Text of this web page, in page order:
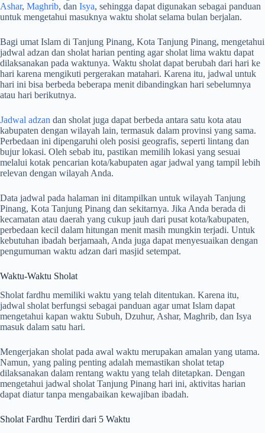
Ashar, Maghrib, dan Isya, sehingga dapat digunakan sebagai panduan
untuk mengetahui masuknya waktu sholat selama bulan berjalan.
Bagi umat Islam di Tanjung Pinang, Kota Tanjung Pinang, mengetahui
jadwal adzan dan sholat harian penting agar sholat lima waktu dapat
dilaksanakan pada waktunya. Waktu sholat dapat berubah dari hari ke
hari karena mengikuti pergerakan matahari. Karena itu, jadwal untuk
hari ini bisa berbeda beberapa menit dibandingkan hari sebelumnya
atau hari berikutnya.
Jadwal adzan dan sholat juga dapat berbeda antara satu kota atau
kabupaten dengan wilayah lain, termasuk dalam provinsi yang sama.
Perbedaan ini dipengaruhi oleh posisi geografis, seperti lintang dan
bujur lokasi. Oleh sebab itu, pastikan memilih lokasi yang sesuai
melalui kotak pencarian kota/kabupaten agar jadwal yang tampil lebih
relevan dengan wilayah Anda.
Data jadwal pada halaman ini ditampilkan untuk wilayah Tanjung
Pinang, Kota Tanjung Pinang dan sekitarnya. Jika Anda berada di
kecamatan atau daerah yang cukup jauh dari pusat kota/kabupaten,
perbedaan kecil dalam hitungan menit masih mungkin terjadi. Untuk
kebutuhan ibadah berjamaah, Anda juga dapat menyesuaikan dengan
pengumuman waktu adzan dari masjid setempat.
Waktu-Waktu Sholat
Sholat fardhu memiliki waktu yang telah ditentukan. Karena itu,
jadwal sholat berfungsi sebagai panduan agar umat Islam dapat
mengetahui kapan waktu Subuh, Dzuhur, Ashar, Maghrib, dan Isya
masuk dalam satu hari.
Mengerjakan sholat pada awal waktu merupakan amalan yang utama.
Namun, yang paling penting adalah memastikan sholat tetap
dilaksanakan dalam rentang waktu yang telah ditetapkan. Dengan
mengetahui jadwal sholat Tanjung Pinang hari ini, aktivitas harian
dapat diatur tanpa mengabaikan kewajiban ibadah.
Sholat Fardhu Terdiri dari 5 Waktu